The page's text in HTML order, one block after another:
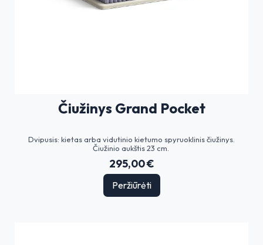
Čiužinys Grand Pocket
Dvipusis: kietas arba vidutinio kietumo spyruoklinis čiužinys.
Čiužinio aukštis 23 cm.
295,00 €
Peržiūrėti